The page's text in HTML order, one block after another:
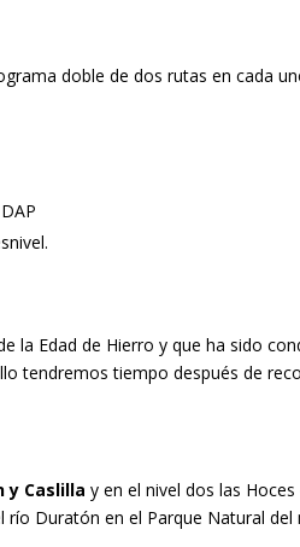
doble de dos rutas en cada
la Edad de Hierro y que ha sido
tendremos tiempo después de
y Caslilla y en el nivel dos las
Duratón en el Parque Natural